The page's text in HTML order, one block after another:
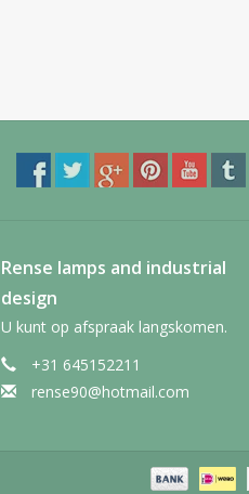
Rense lamps and industrial
design
U kunt op afspraak langskomen.
+31 645152211
rense90@hotmail.com